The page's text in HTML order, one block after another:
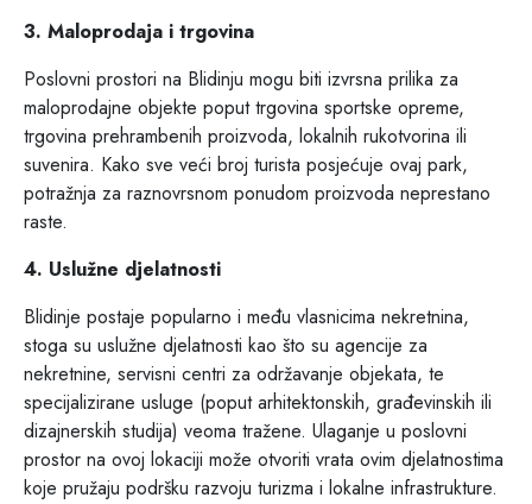
3. Maloprodaja i trgovina
Poslovni prostori na Blidinju mogu biti izvrsna prilika za
maloprodajne objekte poput trgovina sportske opreme,
trgovina prehrambenih proizvoda, lokalnih rukotvorina ili
suvenira. Kako sve veći broj turista posjećuje ovaj park,
potražnja za raznovrsnom ponudom proizvoda neprestano
raste.
4. Uslužne djelatnosti
Blidinje postaje popularno i među vlasnicima nekretnina,
stoga su uslužne djelatnosti kao što su agencije za
nekretnine, servisni centri za održavanje objekata, te
specijalizirane usluge (poput arhitektonskih, građevinskih ili
dizajnerskih studija) veoma tražene. Ulaganje u poslovni
prostor na ovoj lokaciji može otvoriti vrata ovim djelatnostima
koje pružaju podršku razvoju turizma i lokalne infrastrukture.